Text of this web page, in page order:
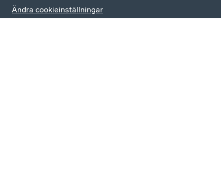
Ändra cookieinställningar